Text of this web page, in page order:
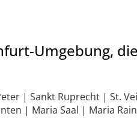
Umgebung,
| Sankt Ruprecht | St.
| Maria Saal | Maria